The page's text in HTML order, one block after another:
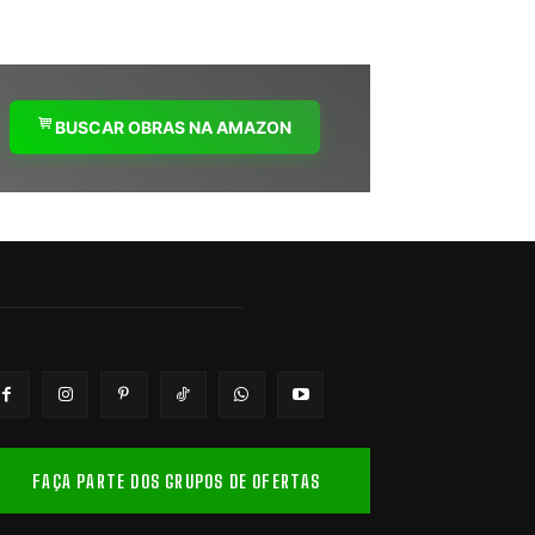
BUSCAR OBRAS NA AMAZON
FAÇA PARTE DOS GRUPOS DE OFERTAS